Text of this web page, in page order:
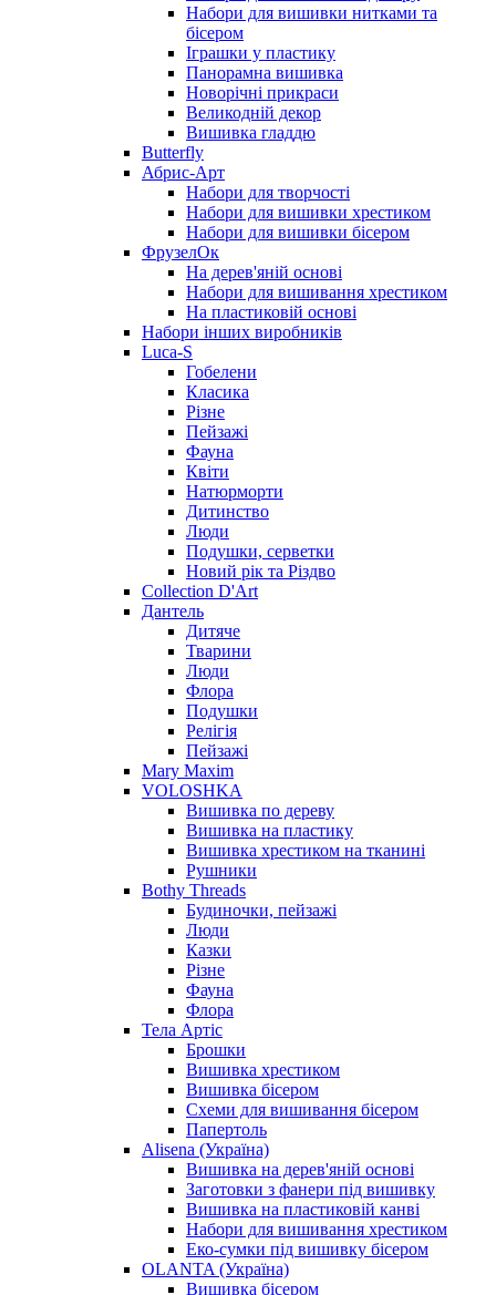
Набори для вишивки нитками та
бісером
Іграшки у пластику
Панорамна вишивка
Новорічні прикраси
Великодній декор
Вишивка гладдю
Butterfly
Абрис-Арт
Набори для творчості
Набори для вишивки хрестиком
Набори для вишивки бісером
ФрузелОк
На дерев'яній основі
Набори для вишивання хрестиком
На пластиковій основі
Набори інших виробників
Luca-S
Гобелени
Класика
Різне
Пейзажі
Фауна
Квіти
Натюрморти
Дитинство
Люди
Подушки, серветки
Новий рік та Різдво
Collection D'Art
Дантель
Дитяче
Тварини
Люди
Флора
Подушки
Релігія
Пейзажі
Mary Maxim
VOLOSHKA
Вишивка по дереву
Вишивка на пластику
Вишивка хрестиком на тканині
Рушники
Bothy Threads
Будиночки, пейзажі
Люди
Казки
Різне
Фауна
Флора
Тела Артіс
Брошки
Вишивка хрестиком
Вишивка бісером
Схеми для вишивання бісером
Папертоль
Alisena (Україна)
Вишивка на дерев'яній основі
Заготовки з фанери під вишивку
Вишивка на пластиковій канві
Набори для вишивання хрестиком
Еко-сумки під вишивку бісером
OLANTA (Україна)
Вишивка бісером